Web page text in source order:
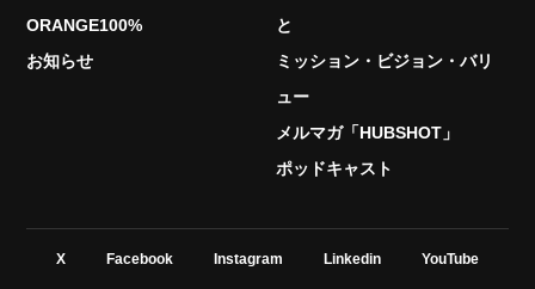
ORANGE100%
お知らせ
と
ミッション・ビジョン・バリ
ュー
メルマガ「HUBSHOT」
ポッドキャスト
X Facebook Instagram Linkedin YouTube